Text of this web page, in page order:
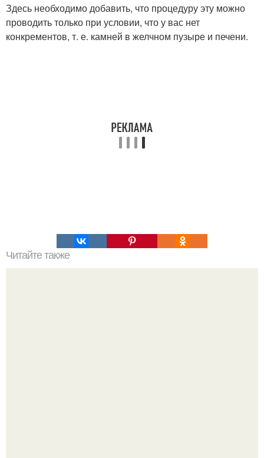
Здесь необходимо добавить, что процедуру эту можно
проводить только при условии, что у вас нет
конкрементов, т. е. камней в желчном пузыре и печени.
Читайте также